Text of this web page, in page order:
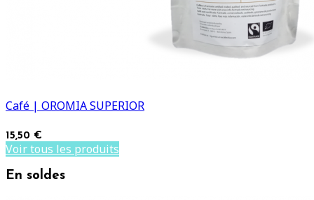
Café | OROMIA SUPERIOR
15,50 €
Voir tous les produits
En soldes